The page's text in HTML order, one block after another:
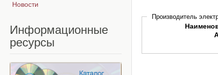
Производитель
Новости
Информационные
ресурсы